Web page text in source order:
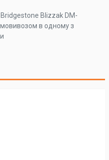
Blizzak DM-
в одному з